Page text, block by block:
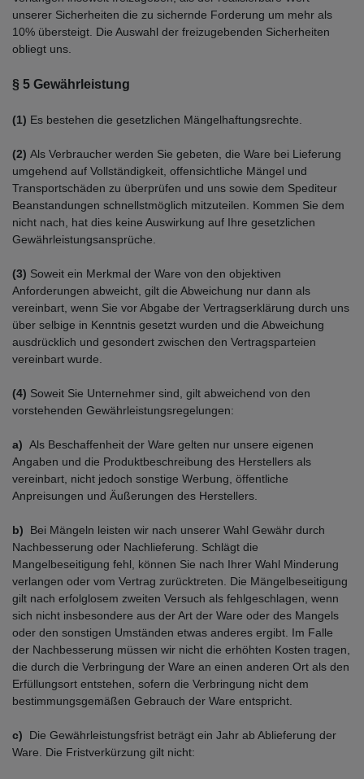
unserer Sicherheiten die zu sichernde Forderung um mehr als
10% übersteigt. Die Auswahl der freizugebenden Sicherheiten
obliegt uns.
§ 5 Gewährleistung
(1) Es bestehen die gesetzlichen Mängelhaftungsrechte.
(2) Als Verbraucher werden Sie gebeten, die Ware bei Lieferung
umgehend auf Vollständigkeit, offensichtliche Mängel und
Transportschäden zu überprüfen und uns sowie dem Spediteur
Beanstandungen schnellstmöglich mitzuteilen. Kommen Sie dem
nicht nach, hat dies keine Auswirkung auf Ihre gesetzlichen
Gewährleistungsansprüche.
(3) Soweit ein Merkmal der Ware von den objektiven
Anforderungen abweicht, gilt die Abweichung nur dann als
vereinbart, wenn Sie vor Abgabe der Vertragserklärung durch uns
über selbige in Kenntnis gesetzt wurden und die Abweichung
ausdrücklich und gesondert zwischen den Vertragsparteien
vereinbart wurde.
(4) Soweit Sie Unternehmer sind, gilt abweichend von den
vorstehenden Gewährleistungsregelungen:
a) Als Beschaffenheit der Ware gelten nur unsere eigenen
Angaben und die Produktbeschreibung des Herstellers als
vereinbart, nicht jedoch sonstige Werbung, öffentliche
Anpreisungen und Äußerungen des Herstellers.
b) Bei Mängeln leisten wir nach unserer Wahl Gewähr durch
Nachbesserung oder Nachlieferung. Schlägt die
Mangelbeseitigung fehl, können Sie nach Ihrer Wahl Minderung
verlangen oder vom Vertrag zurücktreten. Die Mängelbeseitigung
gilt nach erfolglosem zweiten Versuch als fehlgeschlagen, wenn
sich nicht insbesondere aus der Art der Ware oder des Mangels
oder den sonstigen Umständen etwas anderes ergibt. Im Falle
der Nachbesserung müssen wir nicht die erhöhten Kosten tragen,
die durch die Verbringung der Ware an einen anderen Ort als den
Erfüllungsort entstehen, sofern die Verbringung nicht dem
bestimmungsgemäßen Gebrauch der Ware entspricht.
c) Die Gewährleistungsfrist beträgt ein Jahr ab Ablieferung der
Ware. Die Fristverkürzung gilt nicht: